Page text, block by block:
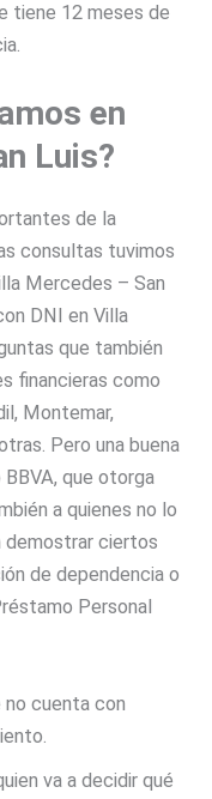
tiene 12 meses de
en
Luis?
de la
consultas tuvimos
Mercedes – San
DNI en Villa
que también
financieras como
Montemar,
Pero una buena
que otorga
a quienes no lo
demostrar ciertos
de dependencia o
Personal
cuenta con
va a decidir qué